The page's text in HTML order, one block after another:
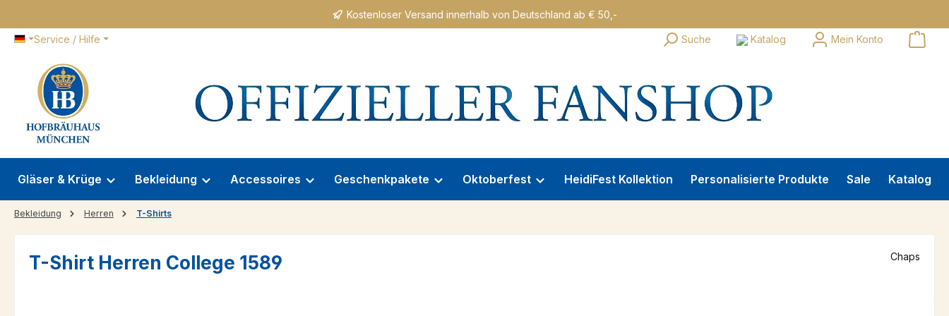
Kostenloser Versand innerhalb von Deutschland ab € 50,-
Service / Hilfe Suche Katalog Mein Konto
Gläser & Krüge Bekleidung Accessoires Geschenkpakete Oktoberfest HeidiFest Kollektion Personalisierte Produkte Sale Katalog
Bekleidung Herren T-Shirts
T-Shirt Herren College 1589 Chaps